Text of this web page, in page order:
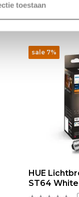
toestaan
€37,25
sale 7%
HUE
ST64 White